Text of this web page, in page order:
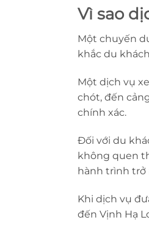
Vì sao
Một chuyến
khắc du
Một dịch vụ
chót, đến
chính xác.
Đối với du
không quen
hành trình trở
Khi dịch vụ
đến Vịnh Hạ